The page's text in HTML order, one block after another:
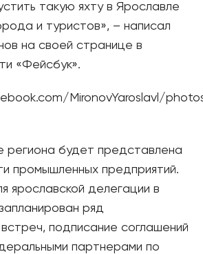
такую яхту в Ярославле
и туристов», – написал
на своей странице в
«Фейсбук».
MironovYaroslavl/photos/
региона будет представлена
промышленных предприятий.
ярославской делегации в
ряд
подписание соглашений
партнерами по